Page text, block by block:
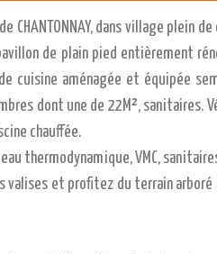
CHANTONNAY, dans village plein
de plain pied entièrement
cuisine aménagée et équipée
dont une de 22M², sanitaires.
chauffée.
eau thermodynamique, VMC,
valises et profitez du terrain arboré